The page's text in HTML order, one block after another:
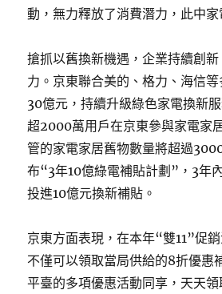
動，無力釋放了消費潛力，此中家
搶抓以舊換新機遇，企業持續創
力。京東聯合美的、格力、海信
30億元，持續升級綠色家電換新
超2000萬用戶在京東參與家電家
管的家電家居舊物數量將超過
布“3年10億綠電補貼計劃”，3年
投進10億元換新補貼。
京東方面表現，在本年“雙11”促
不僅可以領取當局供給的8折優惠
平臺的多項優惠活動同享，天天